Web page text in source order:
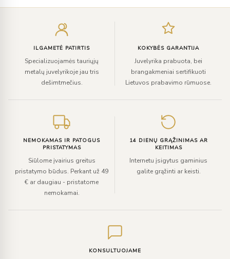
ILGAMETĖ PATIRTIS
Specializuojamės tauriųjų
metalų juvelyrikoje jau tris
dešimtmečius.
KOKYBĖS GARANTIJA
Juvelyrika prabuota, bei
brangakmeniai sertifikuoti
Lietuvos prabavimo rūmuose.
NEMOKAMAS IR PATOGUS
PRISTATYMAS
Siūlome įvairius greitus
pristatymo būdus. Perkant už 49
€ ar daugiau - pristatome
nemokamai.
14 DIENŲ GRĄŽINIMAS AR
KEITIMAS
Internetu įsigytus gaminius
galite grąžinti ar keisti.
KONSULTUOJAME